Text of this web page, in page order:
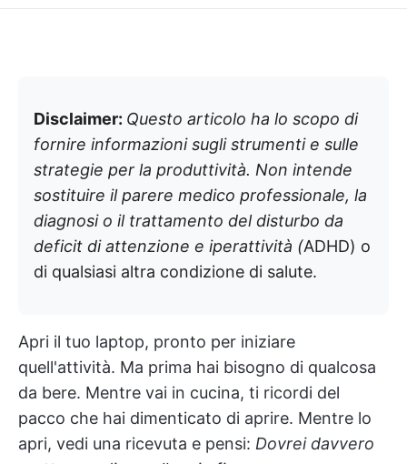
Disclaimer: Questo articolo ha lo scopo di
fornire informazioni sugli strumenti e sulle
strategie per la produttività. Non intende
sostituire il parere medico professionale, la
diagnosi o il trattamento del disturbo da
deficit di attenzione e iperattività (ADHD) o
di qualsiasi altra condizione di salute.
Apri il tuo laptop, pronto per iniziare
quell'attività. Ma prima hai bisogno di qualcosa
da bere. Mentre vai in cucina, ti ricordi del
pacco che hai dimenticato di aprire. Mentre lo
apri, vedi una ricevuta e pensi: Dovrei davvero